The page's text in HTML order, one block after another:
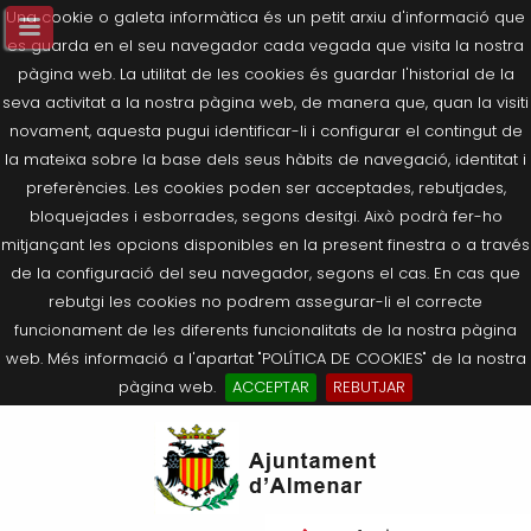
Una cookie o galeta informàtica és un petit arxiu d'informació que
es guarda en el seu navegador cada vegada que visita la nostra
pàgina web. La utilitat de les cookies és guardar l'historial de la
seva activitat a la nostra pàgina web, de manera que, quan la visiti
novament, aquesta pugui identificar-li i configurar el contingut de
la mateixa sobre la base dels seus hàbits de navegació, identitat i
preferències. Les cookies poden ser acceptades, rebutjades,
bloquejades i esborrades, segons desitgi. Això podrà fer-ho
mitjançant les opcions disponibles en la present finestra o a través
de la configuració del seu navegador, segons el cas. En cas que
rebutgi les cookies no podrem assegurar-li el correcte
funcionament de les diferents funcionalitats de la nostra pàgina
web. Més informació a l'apartat "POLÍTICA DE COOKIES" de la nostra
pàgina web.
ACCEPTAR
REBUTJAR
Salutació de l’Alcaldessa
Composició Consistori
Agricultura, Ramaderia i Medi
Què és la Seu Electrònica?
Últimes publicacions